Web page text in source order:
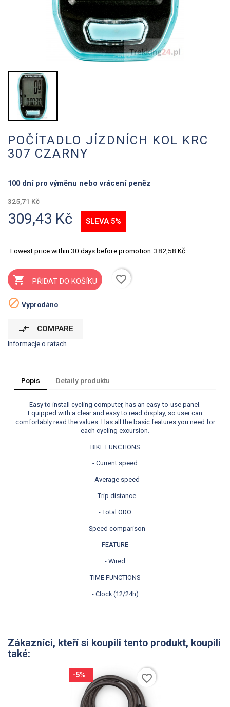
POČÍTADLO JÍZDNÍCH KOL KRC
307 CZARNY
100 dní pro výměnu nebo vrácení peněz
325,71 Kč
309,43 Kč SLEVA 5%
Lowest price within 30 days before promotion: 382,58 Kč
 PŘIDAT DO KOŠÍKU
favorite_border
 Vyprodáno
compare_arrows COMPARE
Informacje o ratach
Popis Detaily produktu
Easy to install cycling computer, has an easy-to-use panel.
Equipped with a clear and easy to read display, so user can
comfortably read the values. Has all the basic features you need for
each cycling excursion.
BIKE FUNCTIONS
- Current speed
- Average speed
- Trip distance
- Total ODO
- Speed comparison
FEATURE
- Wired
TIME FUNCTIONS
- Clock (12/24h)
Zákazníci, kteří si koupili tento produkt, koupili
také:
-5% favorite_border